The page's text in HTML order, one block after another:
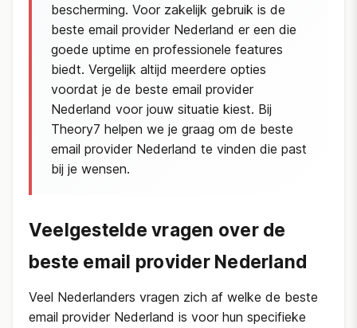
bescherming. Voor zakelijk gebruik is de
beste email provider Nederland er een die
goede uptime en professionele features
biedt. Vergelijk altijd meerdere opties
voordat je de beste email provider
Nederland voor jouw situatie kiest. Bij
Theory7 helpen we je graag om de beste
email provider Nederland te vinden die past
bij je wensen.
Veelgestelde vragen over de
beste email provider Nederland
Veel Nederlanders vragen zich af welke de beste
email provider Nederland is voor hun specifieke